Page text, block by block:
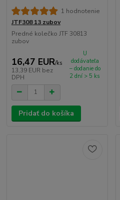
1 hodnotenie
JTF308 13 zubov
Predné kolečko JTF 30813
zubov
16,47 EUR/ks
13,39 EUR bez
DPH
U
dodávateľa
– dodanie do
2 dní > 5 ks
Pridať do košíka